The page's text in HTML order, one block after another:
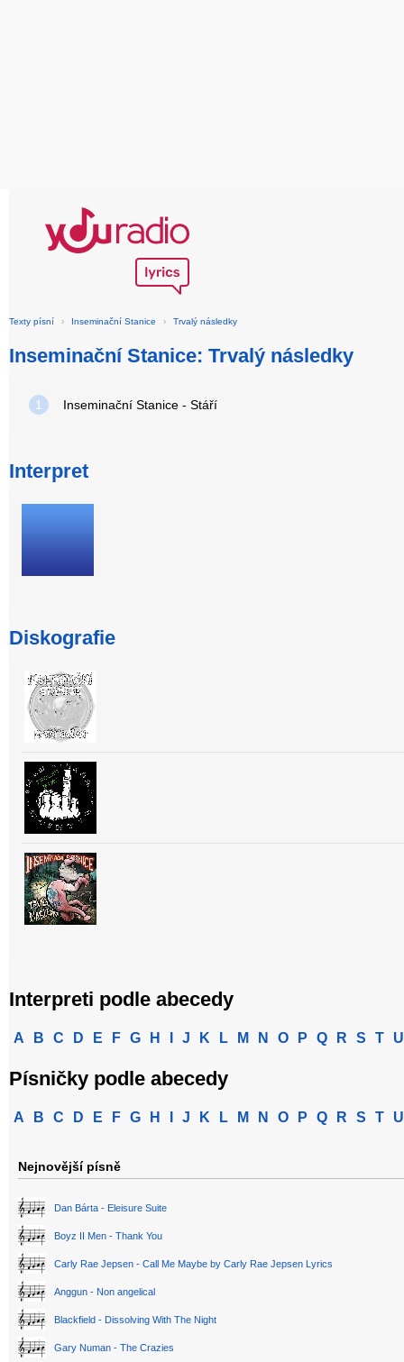
Texty písní › Inseminační Stanice › Trvalý následky
Inseminační Stanice: Trvalý následky
1 Inseminační Stanice - Stáří
Interpret
Diskografie
Interpreti podle abecedy
A B C D E F G H J K L M N O P Q R S T U
Písničky podle abecedy
A B C D E F G H J K L M N O P Q R S T U
Nejnovější písně
Dan Bárta - Eleisure Suite
Boyz II Men - Thank You
Carly Rae Jepsen - Call Me Maybe by Carly Rae Jepsen Lyrics
Anggun - Non angelical
Blackfield - Dissolving With The Night
Gary Numan - The Crazies